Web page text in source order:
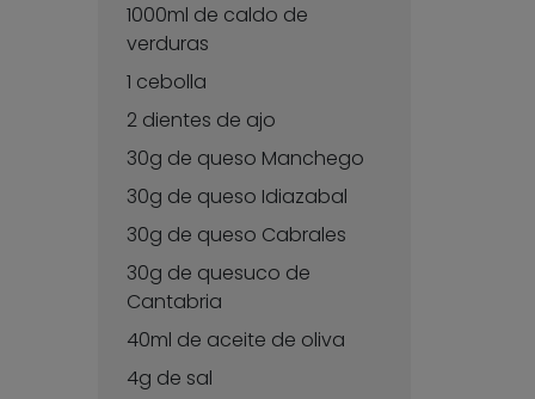
1000ml de caldo de
verduras
1 cebolla
2 dientes de ajo
30g de queso Manchego
30g de queso Idiazabal
30g de queso Cabrales
30g de quesuco de
Cantabria
40ml de aceite de oliva
4g de sal